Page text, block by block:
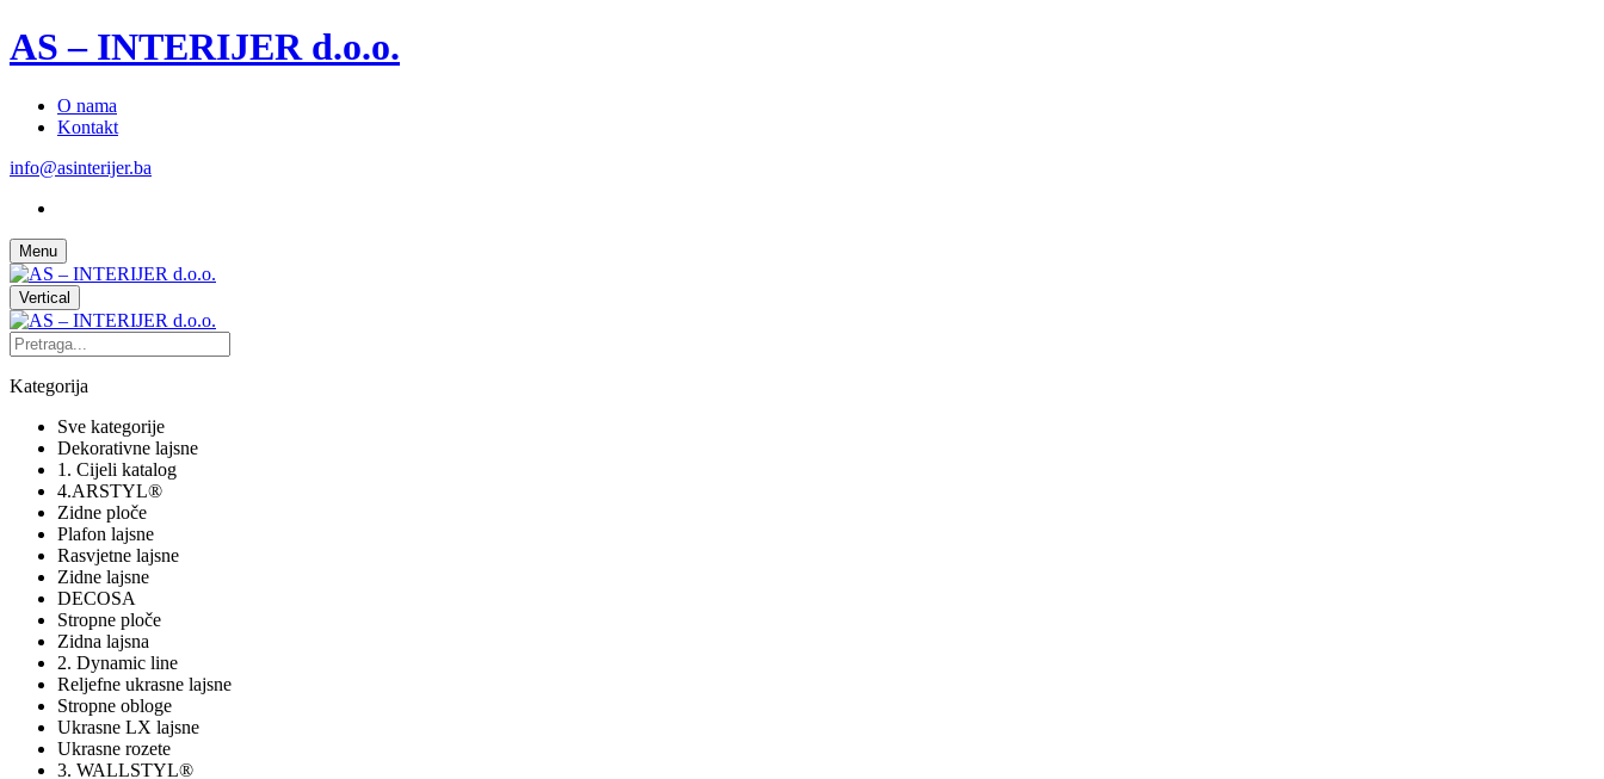
AS – INTERIJER d.o.o.
O nama
Kontakt
info@asinterijer.ba
Menu
Vertical
Kategorija
Sve kategorije
Dekorativne lajsne
1. Cijeli katalog
4.ARSTYL®
Zidne ploče
Plafon lajsne
Rasvjetne lajsne
Zidne lajsne
DECOSA
Stropne ploče
Zidna lajsna
2. Dynamic line
Reljefne ukrasne lajsne
Stropne obloge
Ukrasne LX lajsne
Ukrasne rozete
3. WALLSTYL®